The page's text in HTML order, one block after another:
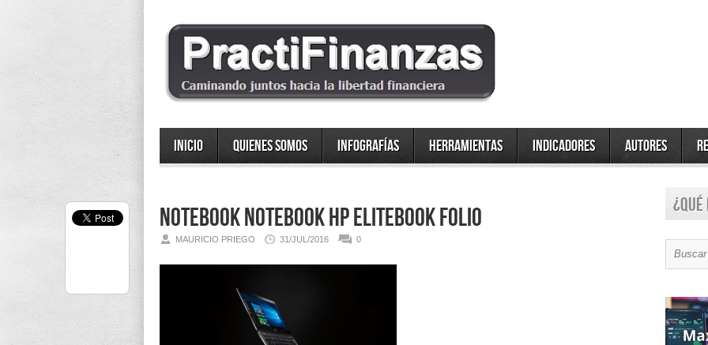
Inicio Quienes somos Infografías Herramientas Indicadores Autores
Notebook Notebook HP EliteBook Folio
MAURICIO PRIEGO 31/JUL/2016 0